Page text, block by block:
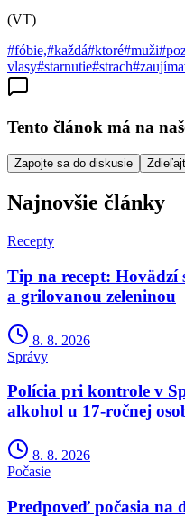
(VT)
#fóbie,#každá#ktoré#muži#
vlasy#starnutie#strach#
Tento článok má na
Zapojte sa do diskusie
Najnovšie články
Recepty
Tip na recept: Hovädzí
a grilovanou zeleninou
8. 8. 2026
Správy
Polícia pri kontrole v
alkohol u 17-ročnej
8. 8. 2026
Počasie
Predpoveď počasia na